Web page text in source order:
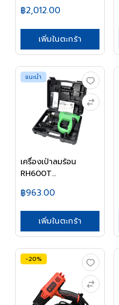
฿2,012.00
เพิ่มในตะกร้า
แนะนำ
เครื่องเป่าลมร้อน
RH600T
฿963.00
เพิ่มในตะกร้า
-20%